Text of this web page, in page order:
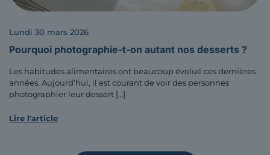
lundi 30 mars 2026
Pourquoi photographie-t-on autant nos desserts ?
Les habitudes alimentaires ont beaucoup évolué ces dernières
années. Aujourd’hui, il est courant de voir des personnes
photographier leur dessert […]
Lire l'article